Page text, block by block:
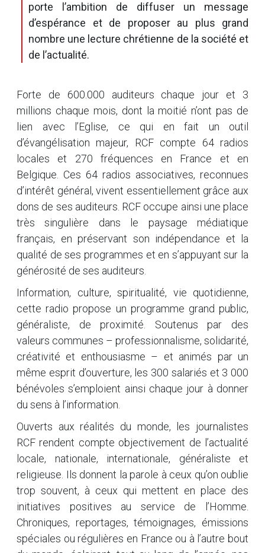
porte l’ambition de diffuser un message
d’espérance et de proposer au plus grand
nombre une lecture chrétienne de la société et
de l’actualité.
Forte de 600.000 auditeurs chaque jour et 3
millions chaque mois, dont la moitié n’ont pas de
lien avec l’Eglise, ce qui en fait un outil
d’évangélisation majeur, RCF compte 64 radios
locales et 270 fréquences en France et en
Belgique. Ces 64 radios associatives, reconnues
d’intérêt général, vivent essentiellement grâce aux
dons de ses auditeurs. RCF occupe ainsi une place
très singulière dans le paysage médiatique
français, en préservant son indépendance et la
qualité de ses programmes et en s’appuyant sur la
générosité de ses auditeurs.
Information, culture, spiritualité, vie quotidienne,
cette radio propose un programme grand public,
généraliste, de proximité. Soutenus par des
valeurs communes – professionnalisme, solidarité,
créativité et enthousiasme – et animés par un
même esprit d’ouverture, les 300 salariés et 3 000
bénévoles s’emploient ainsi chaque jour à donner
du sens à l’information.
Ouverts aux réalités du monde, les journalistes
RCF rendent compte objectivement de l’actualité
locale, nationale, internationale, généraliste et
religieuse. Ils donnent la parole à ceux qu’on oublie
trop souvent, à ceux qui mettent en place des
initiatives positives au service de l’Homme.
Chroniques, reportages, témoignages, émissions
spéciales ou régulières en France ou à l’autre bout